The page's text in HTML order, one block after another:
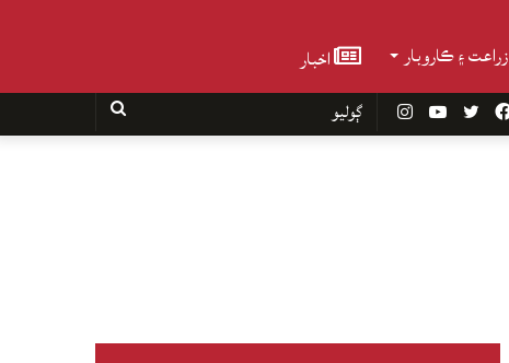
زراعت ۽ ڪاروبار اخبار
InstagramYouTube Twitter
Facebook